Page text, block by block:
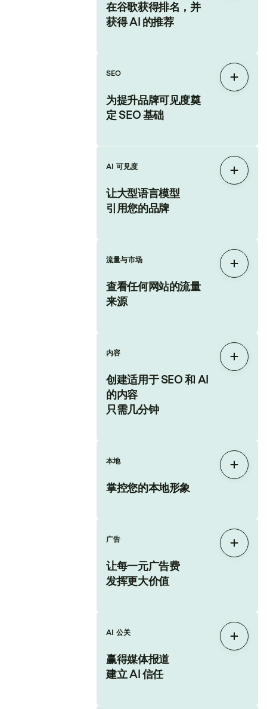
在谷歌获得排名，并
获得 AI 的推荐
SEO
为提升品牌可见度奠
定 SEO 基础
展开
AI 可见度
让大型语言模型
引用您的品牌
展开
流量与市场
查看任何网站的流量
来源
展开
内容
创建适用于 SEO 和 AI
的内容
只需几分钟
展开
本地
掌控您的本地形象
展开
广告
让每一元广告费
发挥更大价值
展开
AI 公关
赢得媒体报道
建立 AI 信任
展开